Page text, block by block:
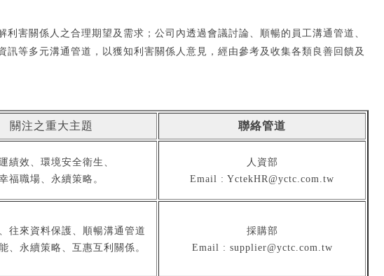
害關係人之合理期望及需求；公司內透過會議討論、順暢的員工溝通管道、
等多元溝通管道，以獲知利害關係人意見，經由參考及收集各類良善回饋及
關注之重大主題 聯絡管道
績效、環境安全衛生、
福職場、永續策略。
人資部
Email : YctekHR@yctc.com.tw
往來資料保護、順暢溝通管道
、永續策略、互惠互利關係。
採購部
Email : supplier@yctc.com.tw